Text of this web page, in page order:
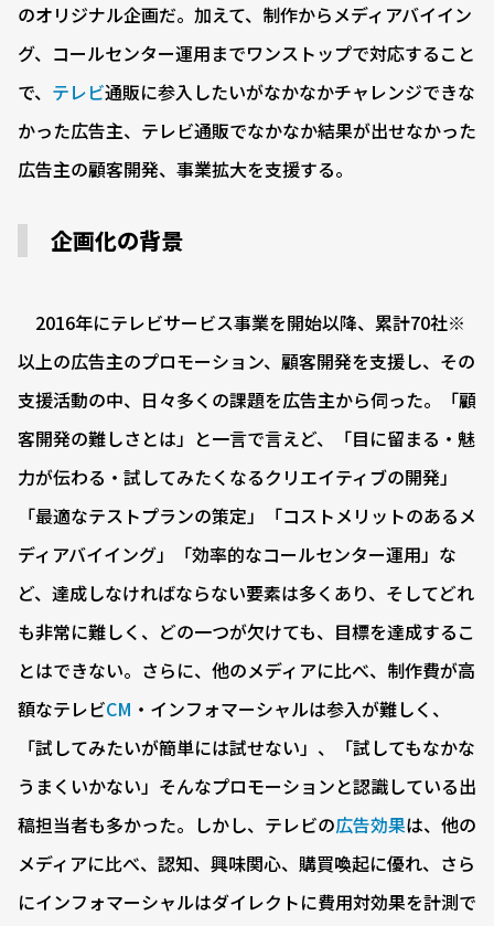
のオリジナル企画だ。加えて、制作からメディアバイイン
グ、コールセンター運用までワンストップで対応すること
で、 テレビ通販に参入したいがなかなかチャレンジできな
かった広告主、テレビ通販でなかなか結果が出せなかった
広告主の顧客開発、事業拡大を支援する。
企画化の背景
2016年にテレビサービス事業を開始以降、累計70社※
以上の広告主のプロモーション、顧客開発を支援し、その
支援活動の中、日々多くの課題を広告主から伺った。「顧
客開発の難しさとは」と一言で言えど、「目に留まる・魅
力が伝わる・試してみたくなるクリエイティブの開発」
「最適なテストプランの策定」「コストメリットのあるメ
ディアバイイング」「効率的なコールセンター運用」な
ど、達成しなければならない要素は多くあり、そしてどれ
も非常に難しく、どの一つが欠けても、目標を達成するこ
とはできない。さらに、他のメディアに比べ、制作費が高
額なテレビCM ・インフォマーシャルは参入が難しく、
「試してみたいが簡単には試せない」、「試してもなかな
うまくいかない」そんなプロモーションと認識している出
稿担当者も多かった。しかし、テレビの広告効果は、他の
メディアに比べ、認知、興味関心、購買喚起に優れ、さら
にインフォマーシャルはダイレクトに費用対効果を計測で